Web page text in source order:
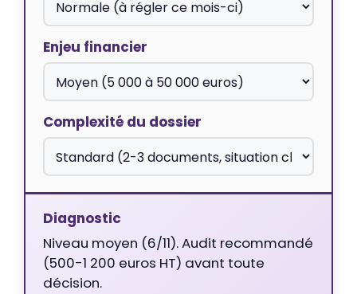
Enjeu financier
Complexité du dossier
Diagnostic
Niveau moyen (6/11). Audit recommandé
(500-1 200 euros HT) avant toute
décision.